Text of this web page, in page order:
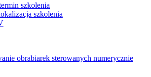
szkolenia
szkolenia
obrabiarek sterowanych numerycznie